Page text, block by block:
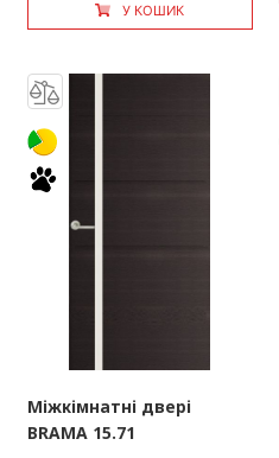
У КОШИК
Міжкімнатні двері
BRAMA 15.71